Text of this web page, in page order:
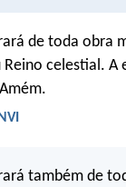
de toda obra
celestial. A
também de